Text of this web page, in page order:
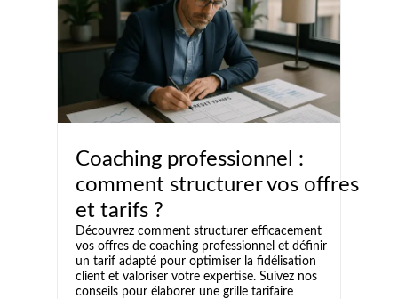
Coaching professionnel :
comment structurer vos offres
et tarifs ?
Découvrez comment structurer efficacement
vos offres de coaching professionnel et définir
un tarif adapté pour optimiser la fidélisation
client et valoriser votre expertise. Suivez nos
conseils pour élaborer une grille tarifaire